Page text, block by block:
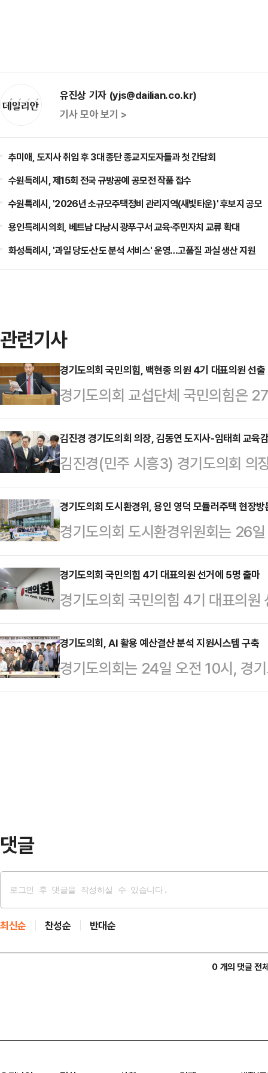
유진상 기자 (yjs@dailian.co.kr)
기사 모아 보기 >
추미애, 도지사 취임 후 3대 종단 종교지도자들과 첫 간담회
수원특례시, 제15회 전국 규방공예 공모전 작품 접수
수원특례시, '2026년 소규모주택정비 관리지역(새빛타운)' 후보지 공모
용인특례시의회, 베트남 다낭시 광푸구서 교육·주민자치 교류 확대
화성특례시, '과일 당도·산도 분석 서비스' 운영…고품질 과실 생산 지원
관련기사
경기도의회 국민의힘, 백현종 의원 4기 대표의원 선출
경기도의회 교섭단체 국민의힘은
총회 겸 의원총회를 열고, 재선의
출했다.대표의원 선거에는 백현종
성수(하남2) 의원, 윤태길(하남1)
다. 허원(이천2) 의원은 전날 백현
날 의원총회에는 국민의힘 전체
의원은 당원권 정지로 투표에 참여
투표에서 과반…
김진경 경기도의회 의장, 김동연 도지사-임태희 교육
김진경(민주 시흥3) 경기도의회 의
기도의회 청소원 휴게실 환경개선
만들었다.김진경 의장과 김동연 지
에서 정담회를 갖고, 도의회 청소원
자의 대기실 일부를 할애, 청소원
의장은 이날 즉석에서 청소원 휴게
하며 휴게실과 인접한 기관장 대기
을 제안했고, 김 지사와…
경기도의회 도시환경위, 용인 영덕 모듈러주택 현장방
경기도의회 도시환경위원회는 26
용인시 기흥구에 위치한 '용인 영덕
김태희 부위원장을 비롯해 최승용·
및 경기주택도시공사 관계 직원 등
듈러주택 공급 확대를 위한 방안 모
둘러보며 국내 최고 층수인 13층으
을 확인했고, 경기주택도시공사로
주택은 구조체, 배관, 내장 등…
경기도의회 국민의힘 4기 대표의원 선거에 5명 출마
경기도의회 국민의힘 4기 대표의
회 국힘 선거관리위원회에 따르면
과, 최종 5명이 접수했다.후보자 등
1번 허원, 기호 2번 백현종, 기호 3
태길 의원이 배정됐다.국민의힘 4
경기도의회, AI 활용 예산결산 분석 지원시스템 구축
경기도의회는 24일 오전 10시, 경
산결산 분석 지원시스템 구축사업
댓글
최신순 찬성순 반대순
0 개의 댓글 전